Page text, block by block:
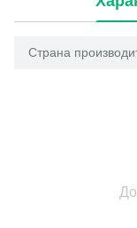
Страна